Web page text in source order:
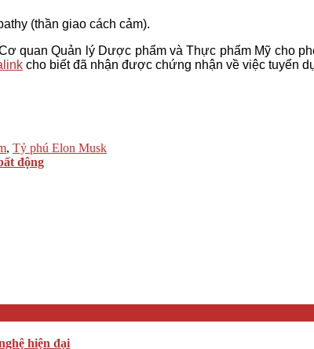
(thần giao cách cảm).
quan Quản lý Dược phẩm và Thực phẩm Mỹ cho
cho biết đã nhận được chứng nhận về việc tuyển
, Tỷ phú Elon Musk
động
hiện đại